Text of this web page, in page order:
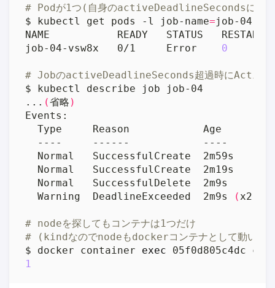
# Podが1つ(自身のactiveDeadlineSecondsによ
$ kubectl get pods -l job-name=
job-04-vsw8x   0/1     Error 0
# JobのactiveDeadlineSeconds超過時にActive
... (省略 )
  Warning  DeadlineExceeded  2m9s
(x2
# nodeを探してもコンテナは1つだけ
# (kindなのでnodeもdockerコンテナとして動いて
$ docker container exec 05f0d805c4dc
1